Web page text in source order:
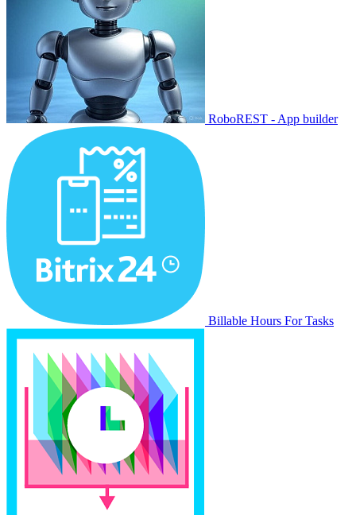
RoboREST - App builder
Billable Hours For Tasks